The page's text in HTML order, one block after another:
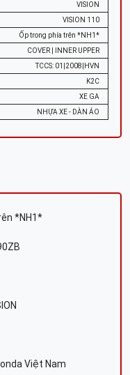
VISION
VISION 110
Ốp trong phía trên *NH1*
COVER | INNER UPPER
TCCS: 01|2008|HVN
K2C
XE GA
NHỰA XE - DÀN ÁO
*NH1*
Việt Nam